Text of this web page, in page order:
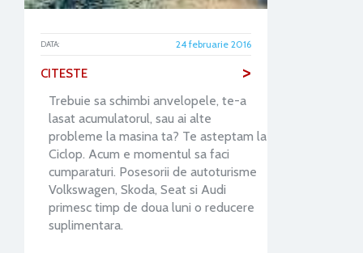
DATA: 24 februarie 2016
CITESTE >
Trebuie sa schimbi anvelopele, te-a
lasat acumulatorul, sau ai alte
probleme la masina ta? Te asteptam la
Ciclop. Acum e momentul sa faci
cumparaturi. Posesorii de autoturisme
Volkswagen, Skoda, Seat si Audi
primesc timp de doua luni o reducere
suplimentara.